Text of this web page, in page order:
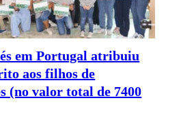
em Portugal atribuiu
aos filhos de
(no valor total de 7400